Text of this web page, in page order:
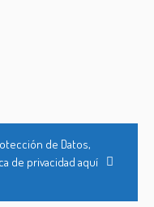
de Datos,
de privacidad aquí